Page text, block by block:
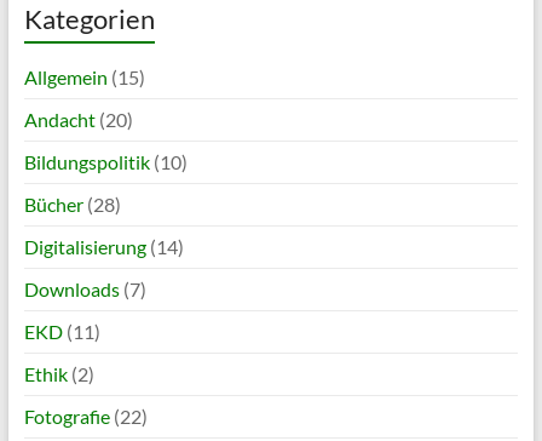
Kategorien
Allgemein (15)
Andacht(20)
Bildungspolitik(10)
Bücher(28)
Digitalisierung(14)
Downloads(7)
EKD(11)
Ethik(2)
Fotografie(22)